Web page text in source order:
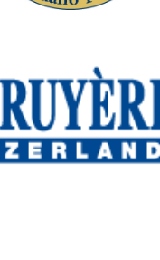
du Gruyère